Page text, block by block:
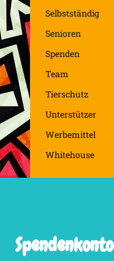
Selbstständig
Senioren
Spenden
Team
Tierschutz
Unterstützer
Werbemittel
Whitehouse
Spendenkonto